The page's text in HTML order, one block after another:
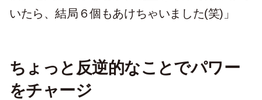
いたら、結局６個もあけちゃいました(笑)」
ちょっと反逆的なことでパワー
をチャージ